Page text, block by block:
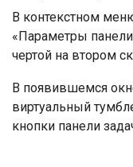
В контекстном
«Параметры
чертой на втором
В появившемся
виртуальный
кнопки панели